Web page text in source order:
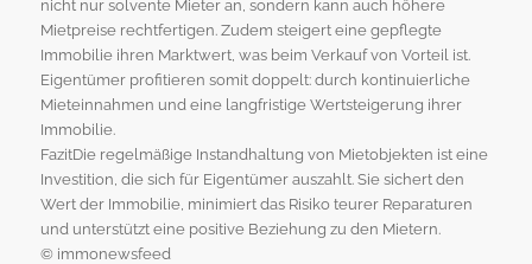
nicht nur solvente Mieter an, sondern kann auch höhere
Mietpreise rechtfertigen. Zudem steigert eine gepflegte
Immobilie ihren Marktwert, was beim Verkauf von Vorteil ist.
Eigentümer profitieren somit doppelt: durch kontinuierliche
Mieteinnahmen und eine langfristige Wertsteigerung ihrer
Immobilie.
FazitDie regelmäßige Instandhaltung von Mietobjekten ist eine
Investition, die sich für Eigentümer auszahlt. Sie sichert den
Wert der Immobilie, minimiert das Risiko teurer Reparaturen
und unterstützt eine positive Beziehung zu den Mietern.
© immonewsfeed